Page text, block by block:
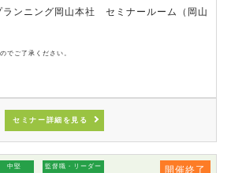
理解しながら、最新の「正しい」マナーを
ランニング岡山本社 セミナールーム（岡山
でご了承ください。
セミナー詳細を見る
開催終了
中堅 監督職・リーダー